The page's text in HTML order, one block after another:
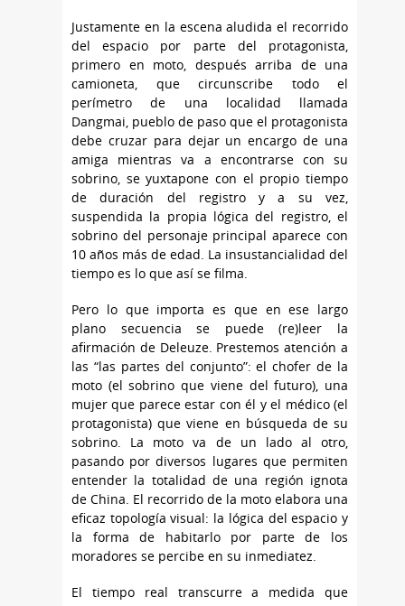
Justamente en la escena aludida el recorrido
del espacio por parte del protagonista,
primero en moto, después arriba de una
camioneta, que circunscribe todo el
perímetro de una localidad llamada
Dangmai, pueblo de paso que el protagonista
debe cruzar para dejar un encargo de una
amiga mientras va a encontrarse con su
sobrino, se yuxtapone con el propio tiempo
de duración del registro y a su vez,
suspendida la propia lógica del registro, el
sobrino del personaje principal aparece con
10 años más de edad. La insustancialidad del
tiempo es lo que así se filma.
Pero lo que importa es que en ese largo
plano secuencia se puede (re)leer la
afirmación de Deleuze. Prestemos atención a
las “las partes del conjunto”: el chofer de la
moto (el sobrino que viene del futuro), una
mujer que parece estar con él y el médico (el
protagonista) que viene en búsqueda de su
sobrino. La moto va de un lado al otro,
pasando por diversos lugares que permiten
entender la totalidad de una región ignota
de China. El recorrido de la moto elabora una
eficaz topología visual: la lógica del espacio y
la forma de habitarlo por parte de los
moradores se percibe en su inmediatez.
El tiempo real transcurre a medida que